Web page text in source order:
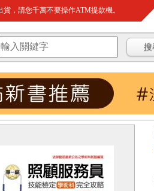
，請您千萬不要操作ATM提款機。